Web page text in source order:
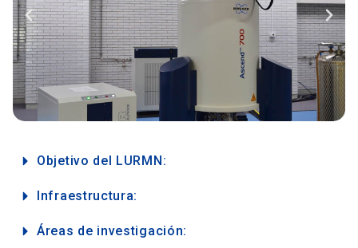
Objetivo del LURMN:
Infraestructura:
Áreas de investigación: